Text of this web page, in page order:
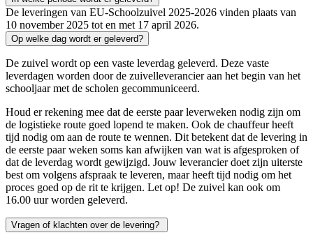
De leveringen van EU-Schoolzuivel 2025-2026 vinden plaats van
10 november 2025 tot en met 17 april 2026.
Op welke dag wordt er geleverd?
De zuivel wordt op een vaste leverdag geleverd. Deze vaste
leverdagen worden door de zuivelleverancier aan het begin van het
schooljaar met de scholen gecommuniceerd.
Houd er rekening mee dat de eerste paar leverweken nodig zijn om
de logistieke route goed lopend te maken. Ook de chauffeur heeft
tijd nodig om aan de route te wennen. Dit betekent dat de levering in
de eerste paar weken soms kan afwijken van wat is afgesproken of
dat de leverdag wordt gewijzigd. Jouw leverancier doet zijn uiterste
best om volgens afspraak te leveren, maar heeft tijd nodig om het
proces goed op de rit te krijgen. Let op! De zuivel kan ook om
16.00 uur worden geleverd.
Vragen of klachten over de levering?